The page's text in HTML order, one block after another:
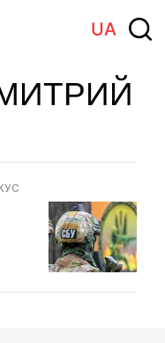
UA